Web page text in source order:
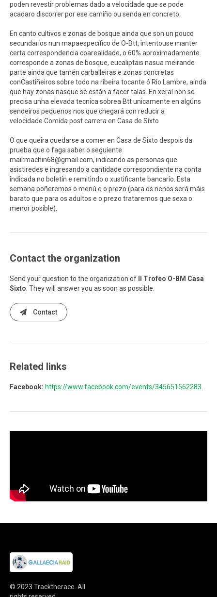
poden revestir problemas dado a velocidade que se pode
acadaro discorrer por ese camiño ou senda en concreto.
En canto cultivos e zonas de bosque ainda que son un pouco
secundarios nun mapaespecífico de O-Btt, intentouse manter
certa correspondencia coarealidade, o 60% aproximadamente
corresponde a zonas de bosque, eucaliptais nasua meirande
parte ainda que tamén carballeiras e zonas concretas
conCastiñeiros sobre todo na ribeira tocante ó Rio Lambre, ainda
que hay zonas nasque se están a facer talas. En xeral non se
precisa unha elevada tecnica sobrea Btt unicamente en algúns
sendeiros pequenos nos que chegará con reducir a
velocidade.Comida post carrera en Casa de Sixto
O que queira quedarse a comer en Casa de Sixto despois da
prueba que o faga saber o seguiente
mail:machin68@gmail.com, indicando as personas que
asistiredes e ingresando a cantidade correspondiente na conta
indicada no boletín e remitindo o xustificante bancario. Esta
semana poñeremos o menú e o prezo (para os nenos será máis
barato que para os adultos e o prezo trataremos que sexa o
menor posible).
Contact the organization
Send your question to the organization of
II Trofeo O-BM Casa
Sixto . They will answer you as soon as possible.
Contact
Related links
Facebook: https://www.facebook.com/events/345651562283283/?ref=ts&fref=ts
© 2023 Tracktherace. All